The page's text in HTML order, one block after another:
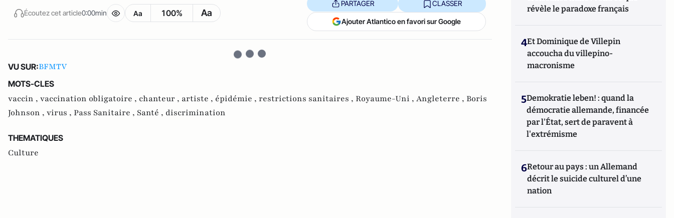
Écoutez cet article0:00min Aa 100% Aa
PARTAGER CLASSER
Ajouter Atlantico en favori sur Google
VU SUR:BFMTV
MOTS-CLES
vaccin , vaccination obligatoire , chanteur , artiste , épidémie , restrictions sanitaires , Royaume-Uni , Angleterre , Boris
Johnson , virus , Pass Sanitaire , Santé , discrimination
THEMATIQUES
Culture
révèle le paradoxe français
4Et Dominique de Villepin
accoucha du villepino-
macronisme
5Demokratie leben! : quand la
démocratie allemande, financée
par l'État, sert de paravent à
l'extrémisme
6Retour au pays : un Allemand
décrit le suicide culturel d’une
nation